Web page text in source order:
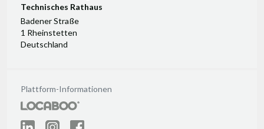
Technisches Rathaus
Badener Straße
1 Rheinstetten
Deutschland
Plattform-Informationen